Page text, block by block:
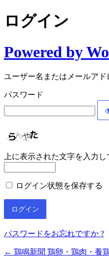
ログイン
Powered by
ユーザー名またはメールアド
パスワード
上に表示された文字を入力し
ログイン状態を保存する
パスワードをお忘れですか ?
← 鶏鳴新聞 鶏卵・鶏肉・養